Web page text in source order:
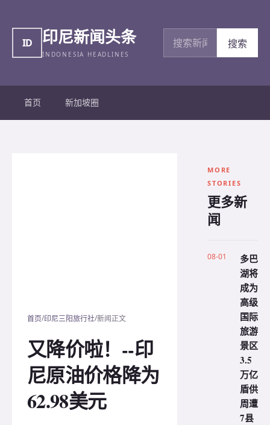
ID 印尼新闻头条
INDONESIA HEADLINES
搜索新闻
搜索
首页 新加坡圈
首页/印尼三阳旅行社/新闻正文
又降价啦！--印
尼原油价格降为
62.98美元
MORE
STORIES
更多新
闻
08-01
多巴
湖将
成为
高级
国际
旅游
景区
3.5
万亿
盾供
周遭
7县